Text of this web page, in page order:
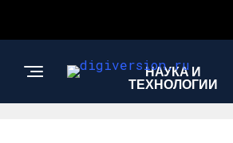
НАУКА И
ТЕХНОЛОГИИ